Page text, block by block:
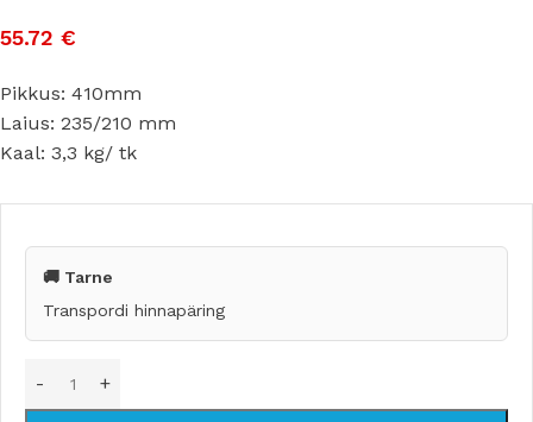
55.72 €
Pikkus: 410mm
Laius: 235/210 mm
Kaal: 3,3 kg/ tk
🚚 Tarne
Transpordi hinnapäring